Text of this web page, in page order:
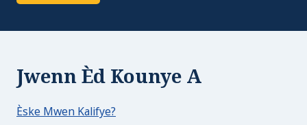
Jwenn Èd Kounye A
Èske Mwen Kalifye?